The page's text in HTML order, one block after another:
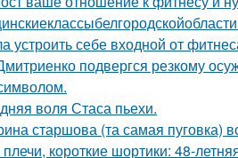
устроить себе входной от
подвергся резкому
воля Стаса пьехи.
старшова (та самая пуговка)
короткие шортики: 48-